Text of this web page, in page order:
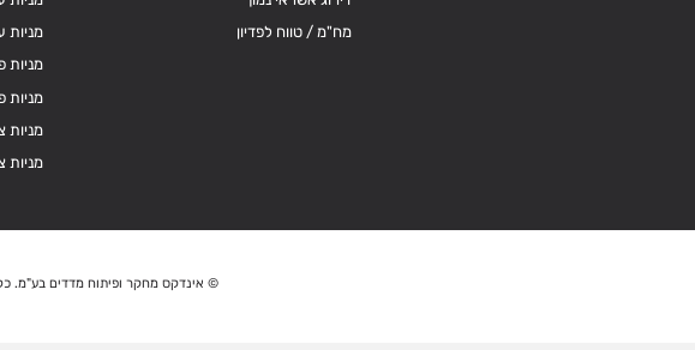
מח"מ / טווח לפדיון
מניות
מניות
מניות
מניות
מניות
© אינדקס מחקר ופיתוח מדדים בע"מ. כל